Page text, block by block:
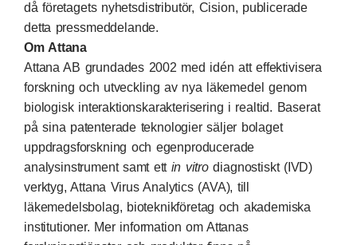
då företagets nyhetsdistributör, Cision, publicerade
detta pressmeddelande.
Om Attana
Attana AB grundades 2002 med idén att effektivisera
forskning och utveckling av nya läkemedel genom
biologisk interaktionskarakterisering i realtid. Baserat
på sina patenterade teknologier säljer bolaget
uppdragsforskning och egenproducerade
analysinstrument samt ett in vitrodiagnostiskt (IVD)
verktyg, Attana Virus Analytics (AVA), till
läkemedelsbolag, bioteknikföretag och akademiska
institutioner. Mer information om Attanas